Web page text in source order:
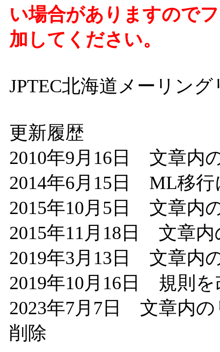
い場合がありますので
加してください。
JPTEC北海道メーリン
更新履歴
2010年9月16日 文章内
2014年6月15日 ML移
2015年10月5日 文章内
2015年11月18日 文章
2019年3月13日 文章内
2019年10月16日 規則を
2023年7月7日 文章内
削除